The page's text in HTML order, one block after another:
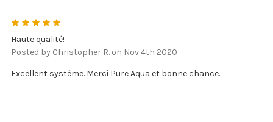
Haute qualité!
Posted by Christopher R. on Nov 4th 2020
Excellent système. Merci Pure Aqua et bonne chance.